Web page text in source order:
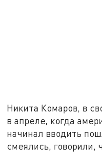
Никита Комаров, в
в апреле, когда
начинал вводить
смеялись, говорили,